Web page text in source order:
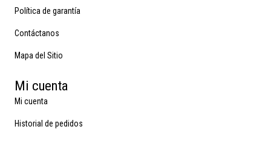
Política de garantía
Contáctanos
Mapa del Sitio
Mi cuenta
Mi cuenta
Historial de pedidos